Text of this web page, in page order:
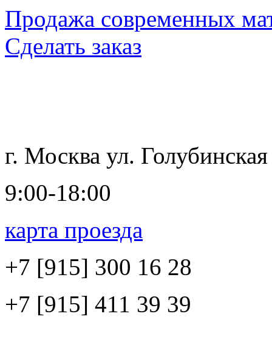
Продажа современных
Сделать заказ
г. Москва ул.
9:00-18:00
карта проезда
+7 [915] 300 16 28
+7 [915] 411 39 39